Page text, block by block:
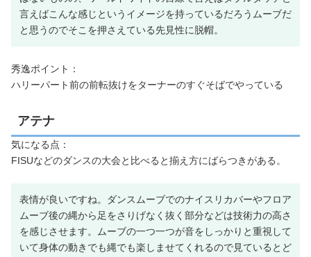
言えばこんな感じというイメージを持っているだろうムーブだ
と思うのでそこを押さえている先見性に脱帽。
秀逸ポイント：
ハリーパート前の前転抜けをターナーのすぐそばでやっている
アテナ
気になる点：
FISUなどのダンスの大会と比べると揃え方にばらつきがある。
表情が良いですね。ダンスムーブでのナイスリカバーやフロア
ムーブ後の縄から足をさりげなく抜く部分などは技術力の高さ
を感じさせます。ムーブの一つ一つが音をしっかりと重視して
いて身体の動きでも縄でも楽しませてくれるので見ているとど